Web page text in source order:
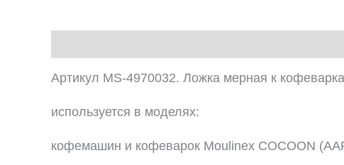
Артикул MS-4970032. Ложка мерная к
используется в моделях:
кофемашин и кофеварок Moulinex COCOON